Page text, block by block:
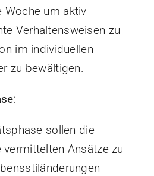
Woche um aktiv
Verhaltensweisen zu
im individuellen
zu bewältigen.
:
sollen die
vermittelten Ansätze zu